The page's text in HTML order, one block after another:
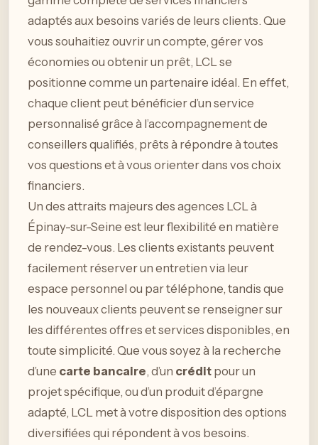
adaptés aux besoins variés de leurs clients. Que
vous souhaitiez ouvrir un compte, gérer vos
économies ou obtenir un prêt, LCL se
positionne comme un partenaire idéal. En effet,
chaque client peut bénéficier d’un service
personnalisé grâce à l’accompagnement de
conseillers qualifiés, prêts à répondre à toutes
vos questions et à vous orienter dans vos choix
financiers.
Un des attraits majeurs des agences LCL à
Épinay-sur-Seine est leur flexibilité en matière
de rendez-vous. Les clients existants peuvent
facilement réserver un entretien via leur
espace personnel ou par téléphone, tandis que
les nouveaux clients peuvent se renseigner sur
les différentes offres et services disponibles, en
toute simplicité. Que vous soyez à la recherche
d’une carte bancaire, d’un crédit pour un
projet spécifique, ou d’un produit d’épargne
adapté, LCL met à votre disposition des options
diversifiées qui répondent à vos besoins.